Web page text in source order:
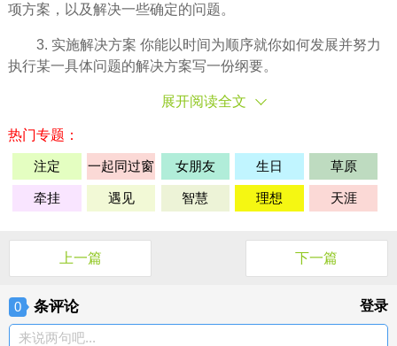
项方案，以及解决一些确定的问题。
3. 实施解决方案 你能以时间为顺序就你如何发展并努力
执行某一具体问题的解决方案写一份纲要。
展开阅读全文
热门专题：
注定 一起同过窗 女朋友 生日 草原
牵挂 遇见 智慧 理想 天涯
上一篇 下一篇
0 条评论 登录
来说两句吧...